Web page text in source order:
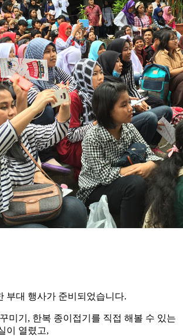
부대 행사가 준비되었습니다.
미기, 한복 종이접기를 직접 해볼 수 있는
이 열렸고,